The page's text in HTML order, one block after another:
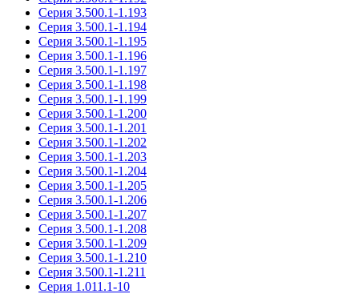
Серия 3.500.1-1.193
Серия 3.500.1-1.194
Серия 3.500.1-1.195
Серия 3.500.1-1.196
Серия 3.500.1-1.197
Серия 3.500.1-1.198
Серия 3.500.1-1.199
Серия 3.500.1-1.200
Серия 3.500.1-1.201
Серия 3.500.1-1.202
Серия 3.500.1-1.203
Серия 3.500.1-1.204
Серия 3.500.1-1.205
Серия 3.500.1-1.206
Серия 3.500.1-1.207
Серия 3.500.1-1.208
Серия 3.500.1-1.209
Серия 3.500.1-1.210
Серия 3.500.1-1.211
Серия 1.011.1-10